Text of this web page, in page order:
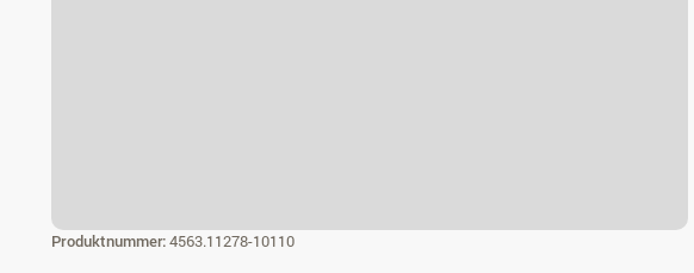
Produktnummer:4563.11278-10110